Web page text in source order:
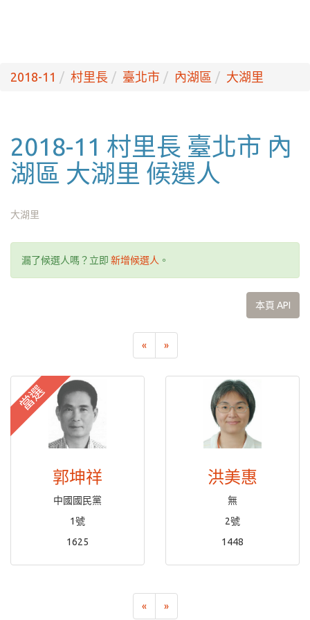
2018-11 村里長 臺北市 內湖區 大湖里
2018-11 村里長 臺北市 內
湖區 大湖里 候選人
大湖里
漏了候選人嗎？立即 新增候選人 。
本頁 API
« »
當選
郭坤祥
中國國民黨
1號
1625
洪美惠
無
2號
1448
« »